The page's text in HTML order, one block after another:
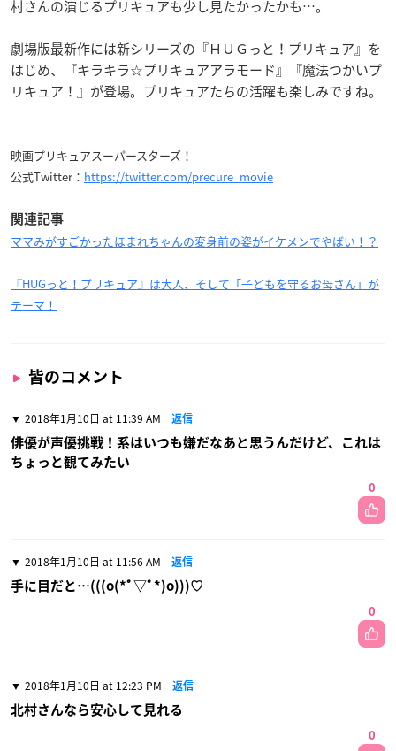
村さんの演じるプリキュアも少し見たかったかも…。
劇場版最新作には新シリーズの『ＨＵＧっと！プリキュア』を
はじめ、『キラキラ☆プリキュアアラモード』『魔法つかいプ
リキュア！』が登場。プリキュアたちの活躍も楽しみですね。
映画プリキュアスーパースターズ！
公式Twitter： https://twitter.com/precure_movie
関連記事
ママみがすごかったほまれちゃんの変身前の姿がイケメンでやばい！？
『HUGっと！プリキュア』は大人、そして「子どもを守るお母さん」が
テーマ！
皆のコメント
2018年1月10日 at 11:39 AM 返信
俳優が声優挑戦！系はいつも嫌だなあと思うんだけど、これは
ちょっと観てみたい
0
2018年1月10日 at 11:56 AM 返信
手に目だと…(((o(*ﾟ▽ﾟ*)o)))♡
0
2018年1月10日 at 12:23 PM 返信
北村さんなら安心して見れる
0